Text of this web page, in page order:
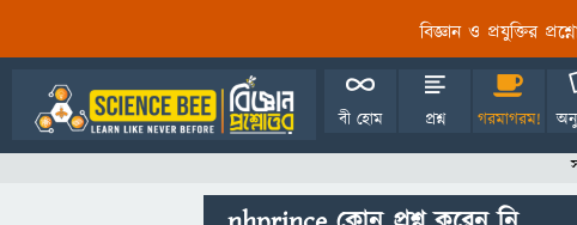
বিজ্ঞান ও প্রযুক্তির
বী হোম প্রশ্ন গরমাগরম!